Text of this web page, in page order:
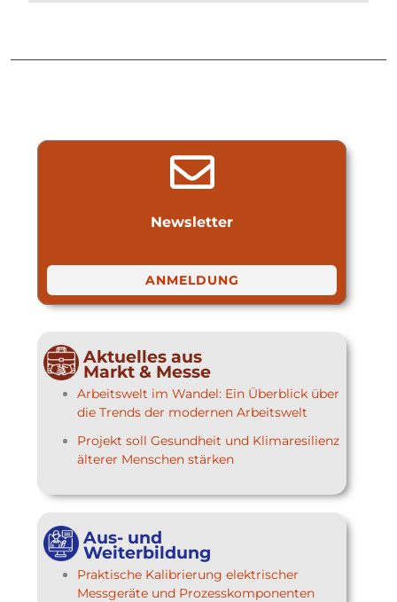
Newsletter
ANMELDUNG
Aktuelles aus
Markt & Messe
Arbeitswelt im Wandel: Ein Überblick über
die Trends der modernen Arbeitswelt
Projekt soll Gesundheit und Klimaresilienz
älterer Menschen stärken
Aus- und
Weiterbildung
Praktische Kalibrierung elektrischer
Messgeräte und Prozesskomponenten